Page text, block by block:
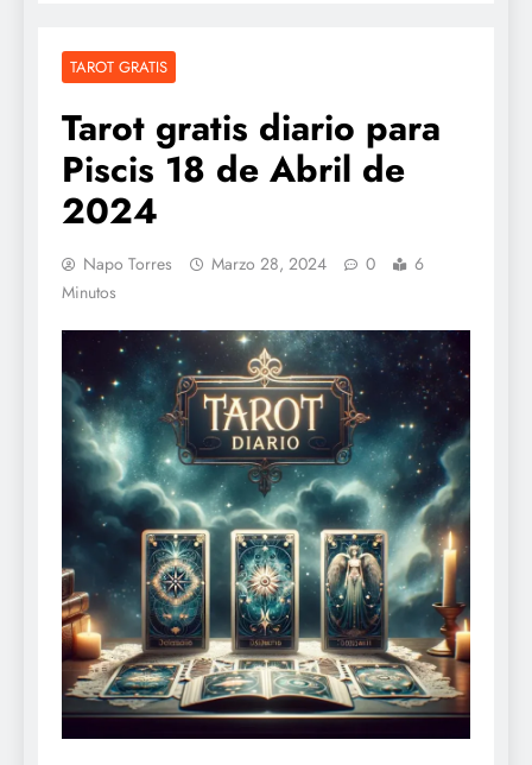
TAROT GRATIS
Tarot gratis diario para
Piscis 18 de Abril de
2024
Napo Torres Marzo 28, 2024 0
6
Minutos